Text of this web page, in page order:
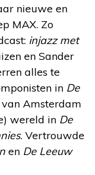
nieuwe en
MAX. Zo
injazz met
en Sander
alles te
in De
van Amsterdam
wereld in De
. Vertrouwde
en De Leeuw